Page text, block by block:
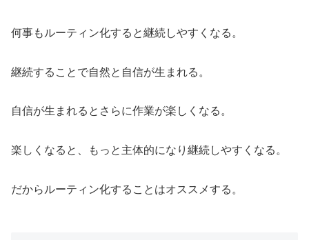
何事もルーティン化すると継続しやすくなる。
継続することで自然と自信が生まれる。
自信が生まれるとさらに作業が楽しくなる。
楽しくなると、もっと主体的になり継続しやすくなる。
だからルーティン化することはオススメする。